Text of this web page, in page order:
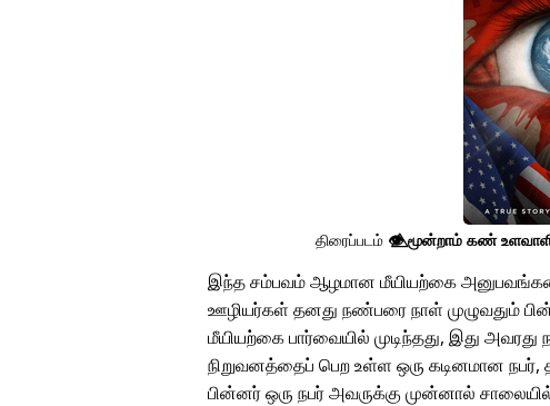
திரைப்படம் 👁️⃤மூன்றாம் கண்
இந்த சம்பவம் ஆழமான மீயியற்கை
ஊழியர்கள் தனது நண்பரை நாள் முழுவதும்
மீயியற்கை பார்வையில் முடிந்தது, இது அவரது
நிறுவனத்தைப் பெற உள்ள ஒரு கடினமான நபர்,
பின்னர் ஒரு நபர் அவருக்கு முன்னால்